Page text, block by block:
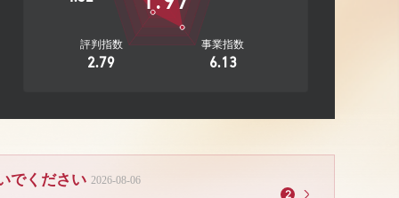
評判指数
2.79
事業指数
6.13
でください 2026-08-06
2